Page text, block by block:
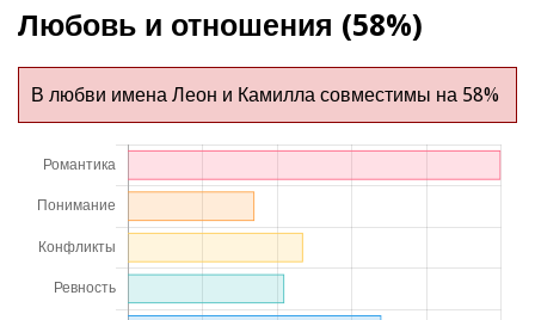
Любовь и отношения (58%)
В любви имена Леон и Камилла совместимы на 58%